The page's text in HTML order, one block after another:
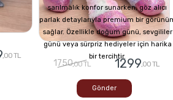
,00 TL
sarılmalık konfor sunarken, göz alıcı
parlak detaylarıyla premium bir
sağlar. Özellikle doğum günü, sevgililer
günü veya sürpriz hediyeler için harika
bir tercihtir.
1750,00 TL 1299,00 TL
Gönder